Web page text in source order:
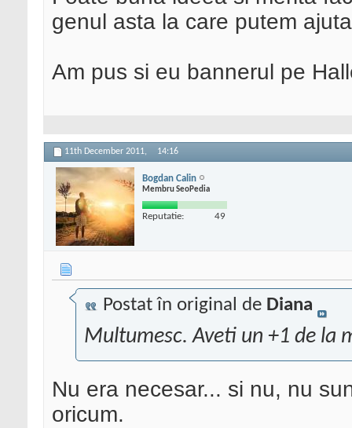
genul asta la care putem
Am pus si eu bannerul pe
11th December 2011, 14:16
Bogdan Calin
Membru SeoPedia
Reputatie: 49
Postat în original de Diana
Multumesc. Aveti un +1 de la
Nu era necesar... si nu, nu
oricum.